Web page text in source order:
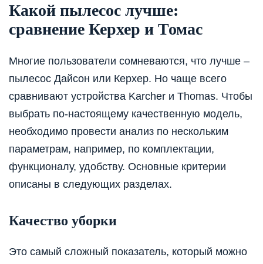
Какой пылесос лучше:
сравнение Керхер и Томас
Многие пользователи сомневаются, что лучше –
пылесос Дайсон или Керхер. Но чаще всего
сравнивают устройства Karcher и Thomas. Чтобы
выбрать по-настоящему качественную модель,
необходимо провести анализ по нескольким
параметрам, например, по комплектации,
функционалу, удобству. Основные критерии
описаны в следующих разделах.
Качество уборки
Это самый сложный показатель, который можно